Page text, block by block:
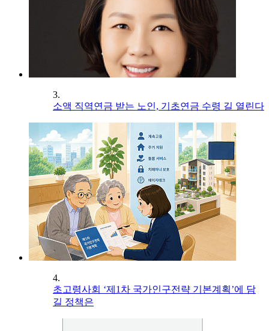
3.
소액 직역연금 받는 노인, 기초연금 수령 길 열린다
4.
초고령사회 ‘제1차 국가인구전략 기본계획’에 담
길 정책은